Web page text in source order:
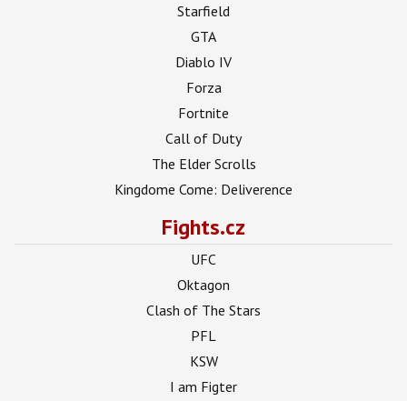
Starfield
GTA
Diablo IV
Forza
Fortnite
Call of Duty
The Elder Scrolls
Kingdome Come: Deliverence
Fights.cz
UFC
Oktagon
Clash of The Stars
PFL
KSW
I am Figter